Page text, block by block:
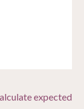
expected